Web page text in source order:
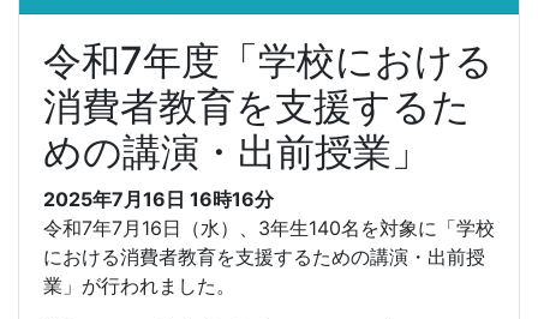
令和7年度「学校における
消費者教育を支援するた
めの講演・出前授業」
2025年7月16日 16時16分
令和7年7月16日（水）、3年生140名を対象に「学校
における消費者教育を支援するための講演・出前授
業」が行われました。